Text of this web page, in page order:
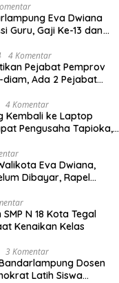
Eva Dwiana
Guru, Gaji Ke-13 dan
4 Komentar
Pejabat Pemprov
Ada 2 Pejabat
4 Komentar
Kembali ke Laptop
Pengusaha Tapioka,
Eva Dwiana,
Dibayar, Rapel
N 18 Kota Tegal
Kenaikan Kelas
3 Komentar
Dosen
Latih Siswa